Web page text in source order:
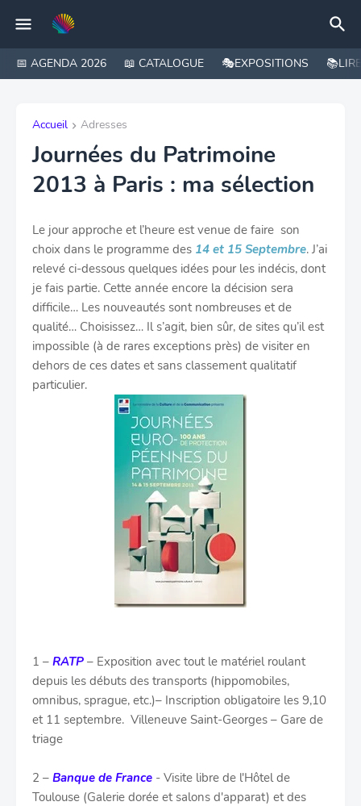
📅 AGENDA 2026 📖 CATALOGUE 🎭EXPOSITIONS 📚LIRE
Accueil Adresses
Journées du Patrimoine
2013 à Paris : ma sélection
Le jour approche et l’heure est venue de faire son
choix dans le programme des 14 et 15 Septembre. J’ai
relevé ci-dessous quelques idées pour les indécis, dont
je fais partie. Cette année encore la décision sera
difficile… Les nouveautés sont nombreuses et de
qualité… Choisissez… Il s’agit, bien sûr, de sites qu’il est
impossible (à de rares exceptions près) de visiter en
dehors de ces dates et sans classement qualitatif
particulier.
1 – RATP – Exposition avec tout le matériel roulant
depuis les débuts des transports (hippomobiles,
omnibus, sprague, etc.)– Inscription obligatoire les 9,10
et 11 septembre. Villeneuve Saint-Georges – Gare de
triage
2 – Banque de France - Visite libre de l'Hôtel de
Toulouse (Galerie dorée et salons d'apparat) et des